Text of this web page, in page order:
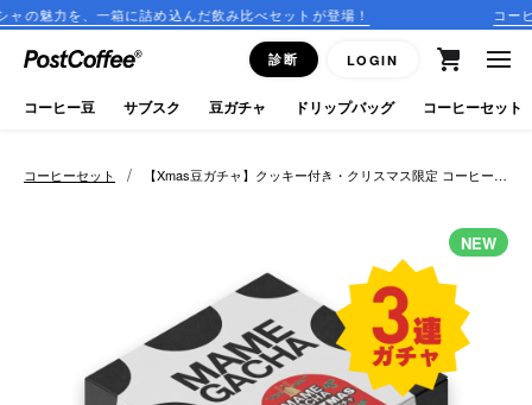
箱に詰め込んだ飲み比べセットが登場！ コーヒーのサブスク
診断 LOGIN
close
ログイン
新規会員登録
keyboard_arrow_right
コーヒーセット / 【Xmas豆ガチャ】クッキー付き・クリスマス限定 コーヒー豆
3連ガチャ
NEW
コーヒー豆 サブスク 豆ガチャ ドリップバッグ コーヒーセット